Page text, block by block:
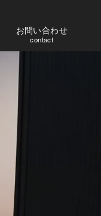
お問い合わせ
contact